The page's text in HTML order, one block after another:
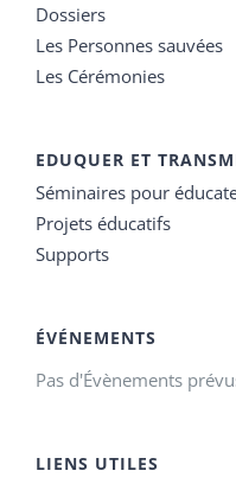
Dossiers
Les Personnes sauvées
Les Cérémonies
EDUQUER ET
Séminaires pour
Projets éducatifs
Supports
ÉVÉNEMENTS
Pas d'Évènements
LIENS UTILES